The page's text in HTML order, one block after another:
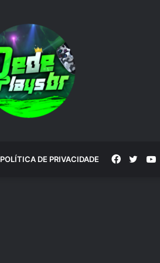
POLÍTICA DE PRIVACIDADE Facebook